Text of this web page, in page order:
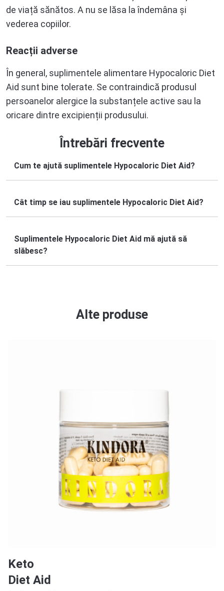
de viață sănătos. A nu se lăsa la îndemâna și
vederea copiilor.
Reacții adverse
În general, suplimentele alimentare Hypocaloric Diet
Aid sunt bine tolerate. Se contraindică produsul
persoanelor alergice la substanțele active sau la
oricare dintre excipienții produsului.
Întrebări frecvente
Cum te ajută suplimentele Hypocaloric Diet Aid?
Cât timp se iau suplimentele Hypocaloric Diet Aid?
Suplimentele Hypocaloric Diet Aid mă ajută să
slăbesc?
Alte produse
Keto
Diet Aid